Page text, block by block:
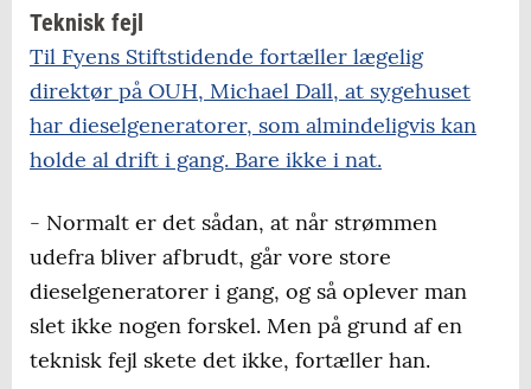
Teknisk fejl
Til Fyens Stiftstidende fortæller lægelig
direktør på OUH, Michael Dall, at sygehuset
har dieselgeneratorer, som almindeligvis kan
holde al drift i gang. Bare ikke i nat.
- Normalt er det sådan, at når strømmen
udefra bliver afbrudt, går vore store
dieselgeneratorer i gang, og så oplever man
slet ikke nogen forskel. Men på grund af en
teknisk fejl skete det ikke, fortæller han.